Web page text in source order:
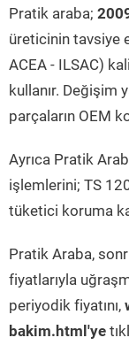
Pratik araba;
üreticinin tavsiye
ACEA - ILSAC)
kullanır. Değişim
parçaların OEM
Ayrıca Pratik
işlemlerini; TS
tüketici koruma
Pratik Araba,
fiyatlarıyla
periyodik fiyatını,
bakim.html'ye